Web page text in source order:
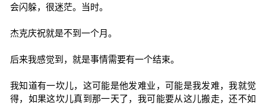
会闪躲，很迷茫。当时。
杰克庆祝就是不到一个月。
后来我感觉到，就是事情需要有一个结束。
我知道有一坎儿，这可能是他发难业，可能是我发难，我就觉
得，如果这坎儿真到那一天了，我可能要从这儿搬走，还不如